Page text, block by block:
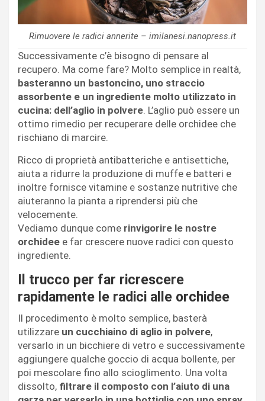
Rimuovere le radici annerite – imilanesi.nanopress.it
Successivamente c’è bisogno di pensare al
recupero. Ma come fare? Molto semplice in realtà,
basteranno un bastoncino, uno straccio
assorbente e un ingrediente molto utilizzato in
cucina: dell’aglio in polvere. L’aglio può essere un
ottimo rimedio per recuperare delle orchidee che
rischiano di marcire.
Ricco di proprietà antibatteriche e antisettiche,
aiuta a ridurre la produzione di muffe e batteri e
inoltre fornisce vitamine e sostanze nutritive che
aiuteranno la pianta a riprendersi più che
velocemente.
Vediamo dunque come rinvigorire le nostre
orchidee e far crescere nuove radici con questo
ingrediente.
Il trucco per far ricrescere
rapidamente le radici alle orchidee
Il procedimento è molto semplice, basterà
utilizzare un cucchiaino di aglio in polvere,
versarlo in un bicchiere di vetro e successivamente
aggiungere qualche goccio di acqua bollente, per
poi mescolare fino allo scioglimento. Una volta
dissolto, filtrare il composto con l’aiuto di una